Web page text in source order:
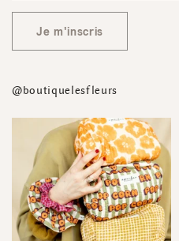
Je m'inscris
@boutiquelesfleurs